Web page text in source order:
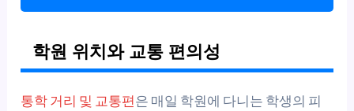
학원 위치와 교통 편의성
통학 거리 및 교통편은 매일 학원에 다니는 학생의 피